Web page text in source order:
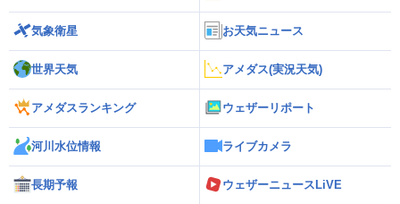
気象衛星 お天気ニュース
世界天気 アメダス(実況天気)
アメダスランキング ウェザーリポート
河川水位情報 ライブカメラ
長期予報 ウェザーニュースLiVE